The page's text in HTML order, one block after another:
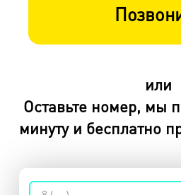
или
Оставьте номер, мы
минуту и бесплатно